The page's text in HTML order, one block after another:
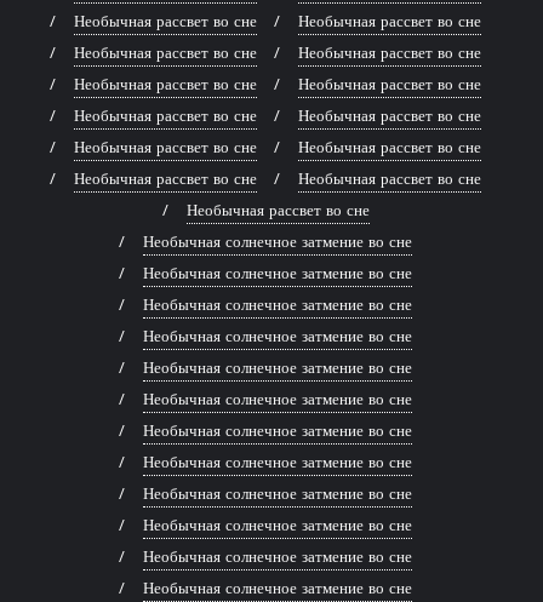
Необычная рассвет во сне
Необычная рассвет во сне
Необычная рассвет во сне
Необычная рассвет во сне
Необычная рассвет во сне
Необычная рассвет во сне
Необычная рассвет во сне
Необычная рассвет во сне
Необычная рассвет во сне
Необычная рассвет во сне
Необычная рассвет во сне
Необычная рассвет во сне
Необычная рассвет во сне
Необычная солнечное затмение во сне
Необычная солнечное затмение во сне
Необычная солнечное затмение во сне
Необычная солнечное затмение во сне
Необычная солнечное затмение во сне
Необычная солнечное затмение во сне
Необычная солнечное затмение во сне
Необычная солнечное затмение во сне
Необычная солнечное затмение во сне
Необычная солнечное затмение во сне
Необычная солнечное затмение во сне
Необычная солнечное затмение во сне